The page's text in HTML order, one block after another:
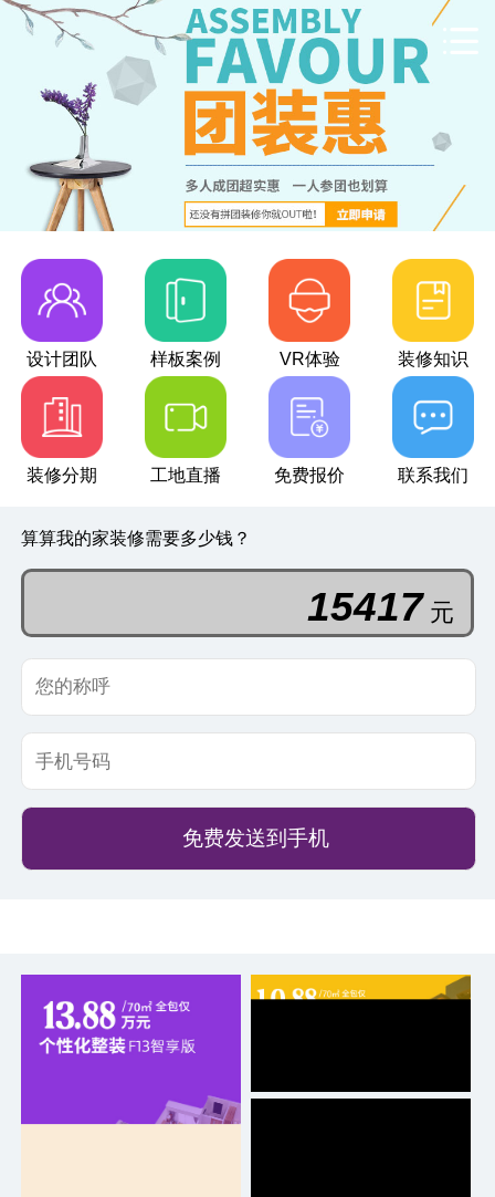
设计团队 样板案例 VR体验 装修知识
装修分期 工地直播 免费报价 联系我们
算算我的家装修需要多少钱？
67234 元
免费发送到手机